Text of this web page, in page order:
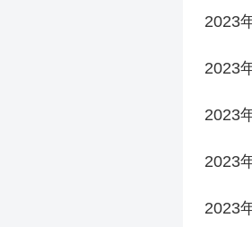
2023
2023
2023
2023
2023